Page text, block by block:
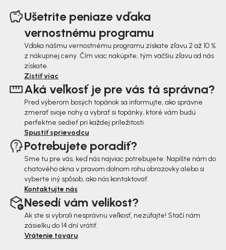
Ušetrite peniaze vďaka
vernostnému programu
Vďaka nášmu vernostnému programu získate zľavu 2 až 10 %
z nákupnej ceny. Čím viac nakúpite, tým väčšiu zľavu od nás
získate.
Zistiť viac
Aká veľkosť je pre vás tá správna?
Pred výberom bosých topánok sa informujte, ako správne
zmerať svoje nohy a vybrať si topánky, ktoré vám budú
perfektne sedieť pri každej príležitosti.
Spustiť sprievodcu
Potrebujete poradiť?
Sme tu pre vás, keď nás najviac potrebujete. Napíšte nám do
chatového okna v pravom dolnom rohu obrazovky alebo si
vyberte iný spôsob, ako nás kontaktovať.
Kontaktujte nás
Nesedí vám velikost?
Ak ste si vybrali nesprávnu veľkosť, nezúfajte! Stačí nám
zásielku do 14 dní vrátiť.
Vrátenie tovaru